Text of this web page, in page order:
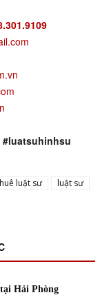
luật sư
luật sư
Hải Phòng